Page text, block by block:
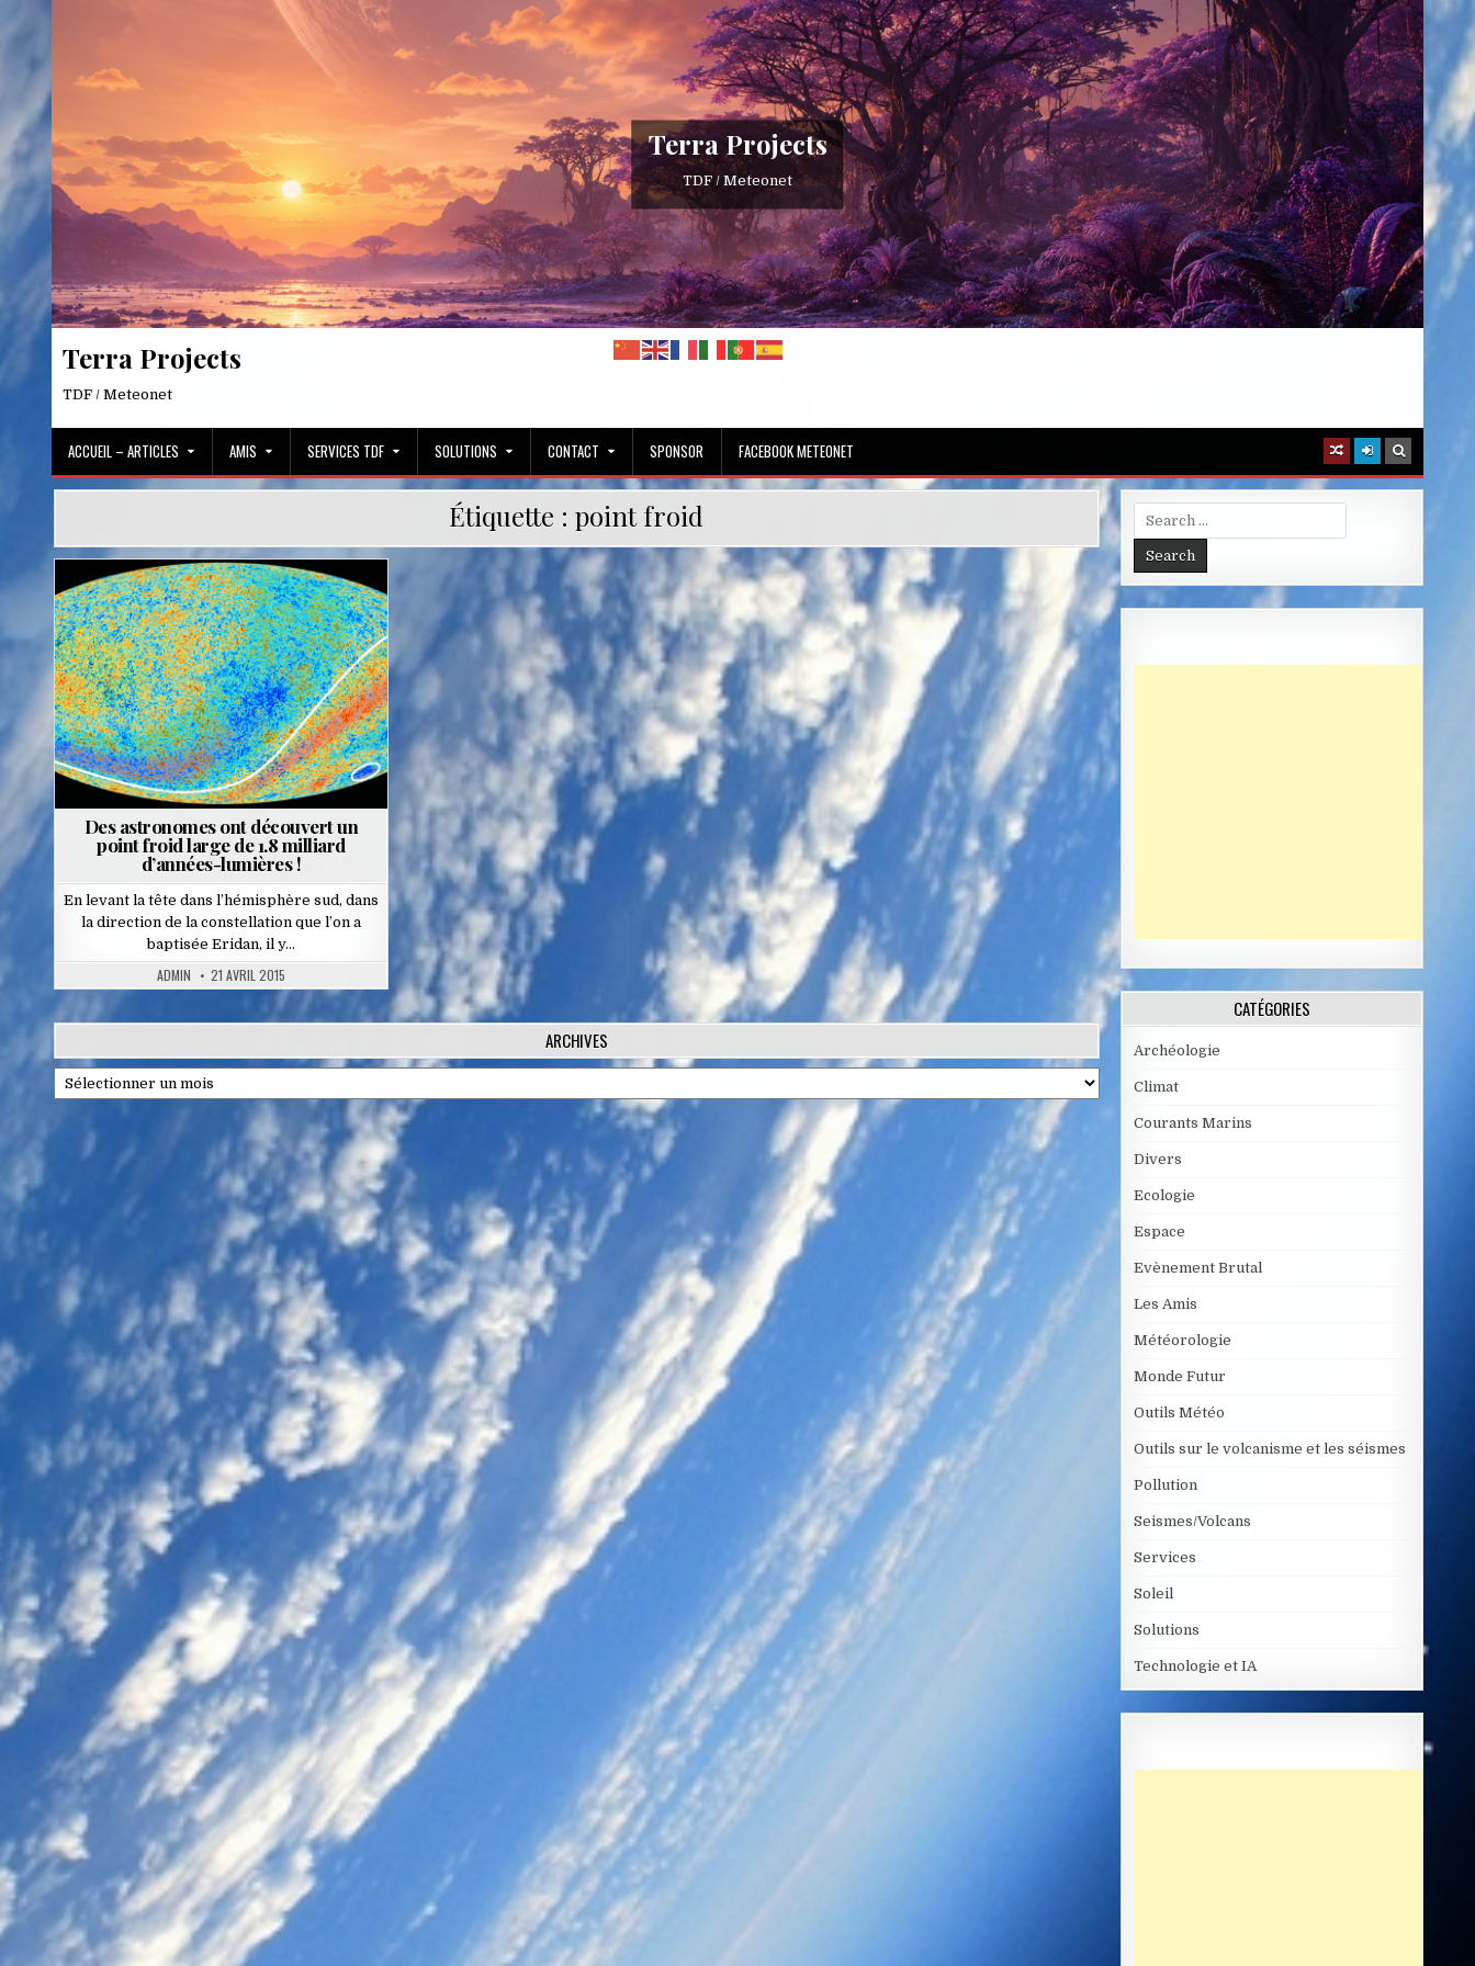
Terra Projects
TDF / Meteonet
Terra Projects
TDF / Meteonet
ACCUEIL – ARTICLES AMIS SERVICES TDF SOLUTIONS CONTACT SPONSOR FACEBOOK METEONET
Étiquette :point froid
Posted
in
Des astronomes ont découvert un
point froid large de 1.8 milliard
d’années-lumières !
En levant la tête dans l’hémisphère sud, dans
la direction de la constellation que l’on a
baptisée Eridan, il y…
ADMIN 21 AVRIL 2015
ARCHIVES
Archives
Search
for:
CATÉGORIES
Archéologie
Climat
Courants Marins
Divers
Ecologie
Espace
Evènement Brutal
Les Amis
Météorologie
Monde Futur
Outils Météo
Outils sur le volcanisme et les séismes
Pollution
Seismes/Volcans
Services
Soleil
Solutions
Technologie et IA